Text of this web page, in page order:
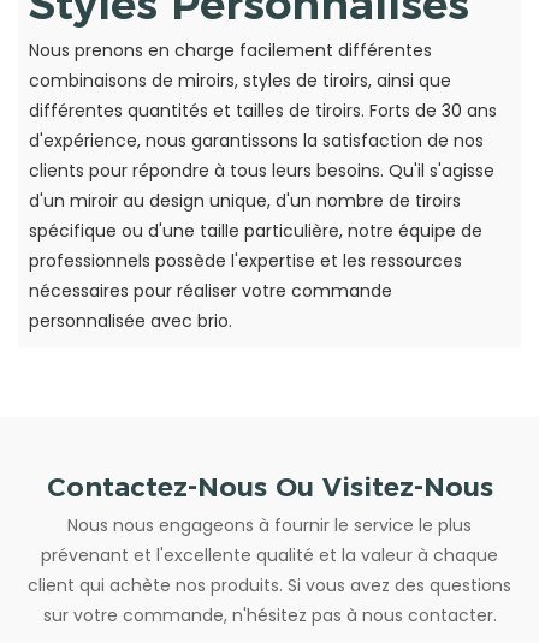
Nous prenons en charge facilement différentes
combinaisons de miroirs, styles de tiroirs, ainsi que
différentes quantités et tailles de tiroirs. Forts de 30 ans
d'expérience, nous garantissons la satisfaction de nos
clients pour répondre à tous leurs besoins. Qu'il s'agisse
d'un miroir au design unique, d'un nombre de tiroirs
spécifique ou d'une taille particulière, notre équipe de
professionnels possède l'expertise et les ressources
nécessaires pour réaliser votre commande
personnalisée avec brio.
Contactez-Nous Ou Visitez-Nous
Nous nous engageons à fournir le service le plus
prévenant et l'excellente qualité et la valeur à chaque
client qui achète nos produits. Si vous avez des questions
sur votre commande, n'hésitez pas à nous contacter.